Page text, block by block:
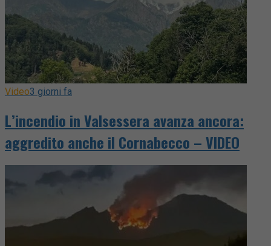
Video3 giorni fa
L’incendio in Valsessera avanza ancora:
aggredito anche il Cornabecco – VIDEO